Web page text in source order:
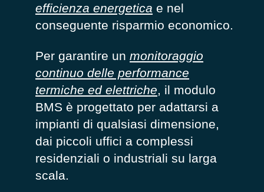
efficienza energetica e nel
conseguente risparmio economico.
Per garantire un monitoraggio
continuo delle performance
termiche ed elettriche, il modulo
BMS è progettato per adattarsi a
impianti di qualsiasi dimensione,
dai piccoli uffici a complessi
residenziali o industriali su larga
scala.